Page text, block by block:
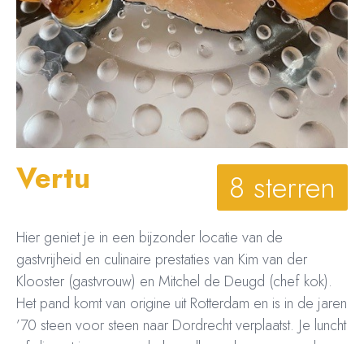
Vertu 8 sterren
Hier geniet je in een bijzonder locatie van de
gastvrijheid en culinaire prestaties van Kim van der
Klooster (gastvrouw) en Mitchel de Deugd (chef kok).
Het pand komt van origine uit Rotterdam en is in de jaren
’70 steen voor steen naar Dordrecht verplaatst. Je luncht